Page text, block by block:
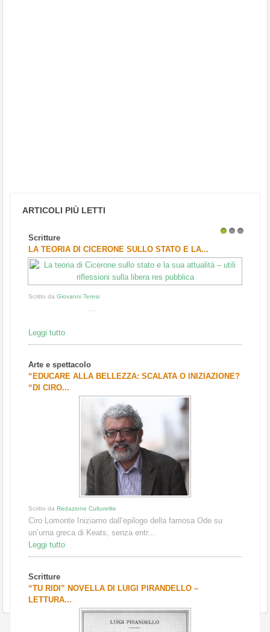
ARTICOLI PIÙ LETTI
Scritture
LA TEORIA DI CICERONE SULLO STATO E LA...
Scritto da Giovanni Teresi
...
Leggi tutto
Arte e spettacolo
“EDUCARE ALLA BELLEZZA: SCALATA O INIZIAZIONE?
“DI CIRO...
Scritto da Redazione Culturelite
Ciro Lomonte Iniziamo dall’epilogo della famosa Ode su
un’urna greca di Keats, senza entr...
Leggi tutto
Scritture
“TU RIDI” NOVELLA DI LUIGI PIRANDELLO –
LETTURA...